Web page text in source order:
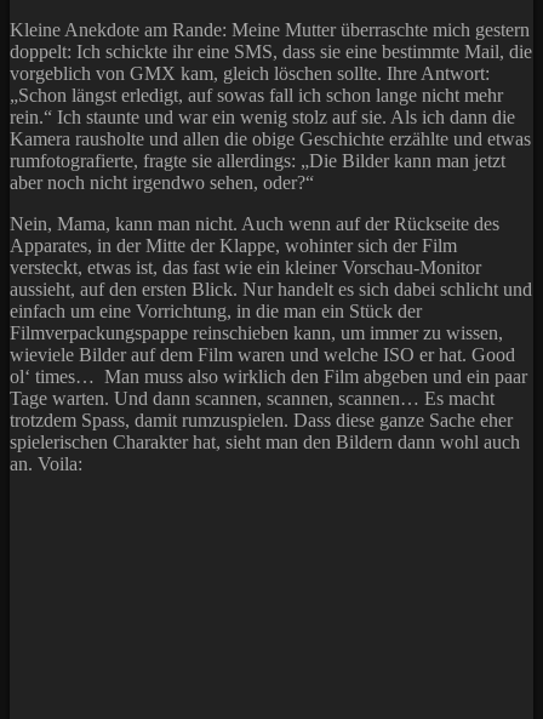
Kleine Anekdote am Rande: Meine Mutter überraschte mich gestern
doppelt: Ich schickte ihr eine SMS, dass sie eine bestimmte Mail, die
vorgeblich von GMX kam, gleich löschen sollte. Ihre Antwort:
„Schon längst erledigt, auf sowas fall ich schon lange nicht mehr
rein.“ Ich staunte und war ein wenig stolz auf sie. Als ich dann die
Kamera rausholte und allen die obige Geschichte erzählte und etwas
rumfotografierte, fragte sie allerdings: „Die Bilder kann man jetzt
aber noch nicht irgendwo sehen, oder?“
Nein, Mama, kann man nicht. Auch wenn auf der Rückseite des
Apparates, in der Mitte der Klappe, wohinter sich der Film
versteckt, etwas ist, das fast wie ein kleiner Vorschau-Monitor
aussieht, auf den ersten Blick. Nur handelt es sich dabei schlicht und
einfach um eine Vorrichtung, in die man ein Stück der
Filmverpackungspappe reinschieben kann, um immer zu wissen,
wieviele Bilder auf dem Film waren und welche ISO er hat. Good
ol‘ times… Man muss also wirklich den Film abgeben und ein paar
Tage warten. Und dann scannen, scannen, scannen… Es macht
trotzdem Spass, damit rumzuspielen. Dass diese ganze Sache eher
spielerischen Charakter hat, sieht man den Bildern dann wohl auch
an. Voila: